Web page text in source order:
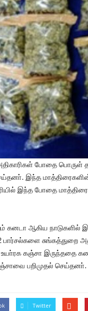
போதை பொருள்
இந்த மாத்திரைகளின்
இந்த போதை
கனடா ஆகிய நாடுகளில்
பார்சல்களை சுங்கத்துறை
உயா்ரக கஞ்சா இருந்ததை
பறிமுதல் செய்தனா்.
Twitter